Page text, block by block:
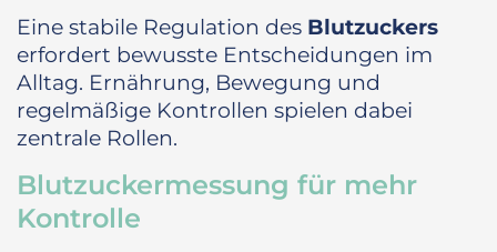
Eine stabile Regulation des Blutzuckers
erfordert bewusste Entscheidungen im
Alltag. Ernährung, Bewegung und
regelmäßige Kontrollen spielen dabei
zentrale Rollen.
Blutzuckermessung für mehr
Kontrolle